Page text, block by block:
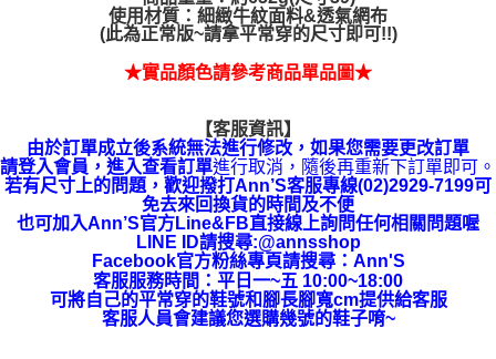
使用材質：細緻牛紋面料&透氣網布
(此為正常版~請拿平常穿的尺寸即可!!)
★實品顏色請參考商品單品圖★
【客服資訊】
由於訂單成立後系統無法進行修改，如果您需要更改訂單
請登入會員，進入查看訂單進行取消，隨後再重新下訂單即可。
若有尺寸上的問題，歡迎撥打Ann’S客服專線(02)2929-7199可
免去來回換貨的時間及不便
也可加入Ann’S官方Line&FB直接線上詢問任何相關問題喔
LINE ID請搜尋:@annsshop
Facebook官方粉絲專頁請搜尋：Ann'S
客服服務時間：平日一~五 10:00~18:00
可將自己的平常穿的鞋號和腳長腳寬cm提供給客服
客服人員會建議您選購幾號的鞋子唷~